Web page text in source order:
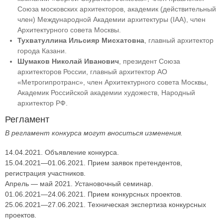
Союза московских архитекторов, академик (действительный
член) Международной Академии архитектуры (IAA), член
Архитектурного совета Москвы.
Тухватуллина Ильсияр Мисхатовна, главный архитектор
города Казани.
Шумаков Николай Иванович, президент Союза
архитекторов России, главный архитектор АО
«Метрогипротранс», член Архитектурного совета Москвы,
Академик Российской академии художеств, Народный
архитектор РФ.
Регламент
В регламент конкурса могут вноситься изменения.
14.04.2021. Объявление конкурса.
15.04.2021—01.06.2021. Прием заявок претендентов,
регистрация участников.
Апрель — май 2021. Установочный семинар.
01.06.2021—24.06.2021. Прием конкурсных проектов.
25.06.2021—27.06.2021. Техническая экспертиза конкурсных
проектов.